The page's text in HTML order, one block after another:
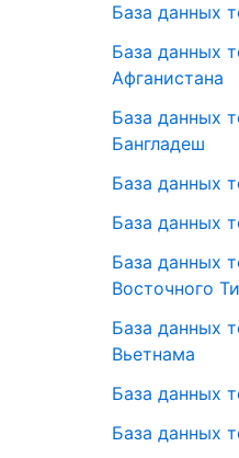
База данных
База данных
Афганистана
База данных
Бангладеш
База данных
База данных
База данных
Восточного
База данных
Вьетнама
База данных
База данных